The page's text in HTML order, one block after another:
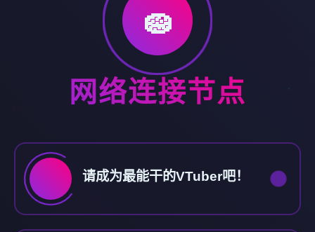
🧽
网络连接节点
请成为最能干的VTuber吧！